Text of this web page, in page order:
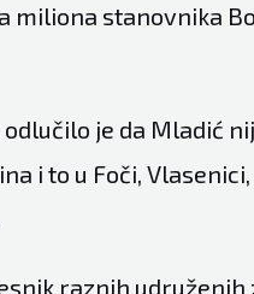
miliona stanovnika
je da Mladić
i to u Foči,
raznih